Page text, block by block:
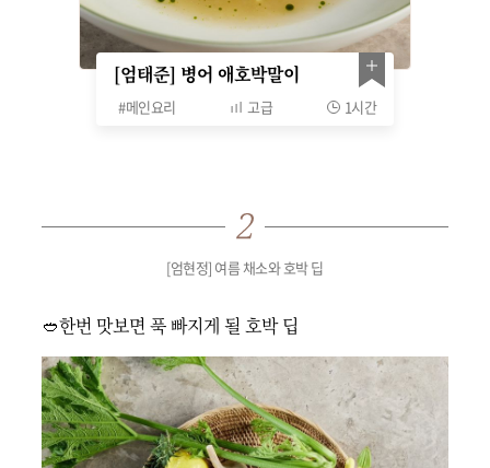
[엄태준] 병어 애호박말이
#메인요리 고급 1시간
[엄현정] 여름 채소와 호박 딥
🥙한번 맛보면 푹 빠지게 될 호박 딥